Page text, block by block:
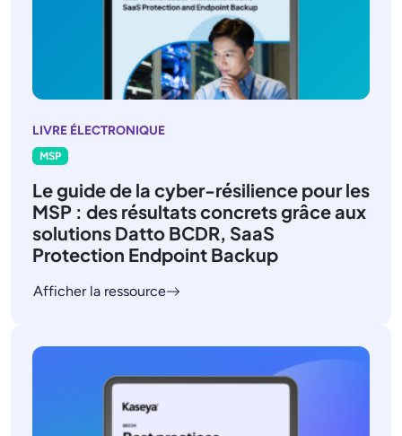
LIVRE ÉLECTRONIQUE
MSP
Le guide de la cyber-résilience pour les
MSP : des résultats concrets grâce aux
solutions Datto BCDR, SaaS
Protection Endpoint Backup
Afficher la ressource